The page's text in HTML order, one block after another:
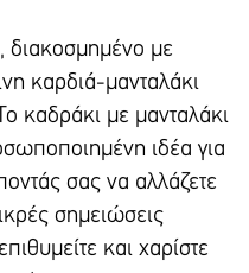
διακοσμημένο με
καρδιά-μανταλάκι
καδράκι με μανταλάκι
ιδέα για
σας να αλλάζετε
σημειώσεις
και χαρίστε